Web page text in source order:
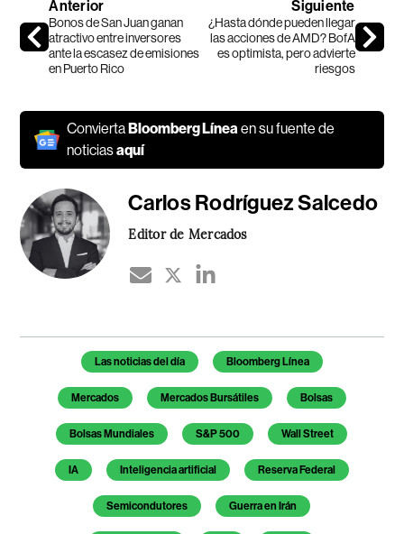
Anterior
Bonos de San Juan ganan
atractivo entre inversores
ante la escasez de emisiones
en Puerto Rico
Siguiente
¿Hasta dónde pueden llegar
las acciones de AMD? BofA
es optimista, pero advierte
riesgos
ConviertaBloomberg Líneaen su fuente de
noticiasaquí
Carlos Rodríguez Salcedo
Editor de Mercados
Temas de este artículo
Las noticias del día Bloomberg Línea
Mercados Mercados Bursátiles Bolsas
Bolsas Mundiales S&P 500 Wall Street
IA Inteligencia artificial Reserva Federal
Semicondutores Guerra en Irán